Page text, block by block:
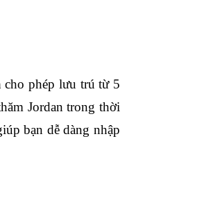
cho phép lưu trú từ 5
Jordan trong thời
bạn dễ dàng nhập